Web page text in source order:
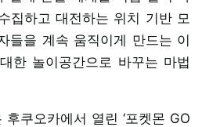
집하고 대전하는 위치 기반 모
들을 계속 움직이게 만드는 이
한 놀이공간으로 바꾸는 마법
쿠오카에서 열린 ‘포켓몬 GO